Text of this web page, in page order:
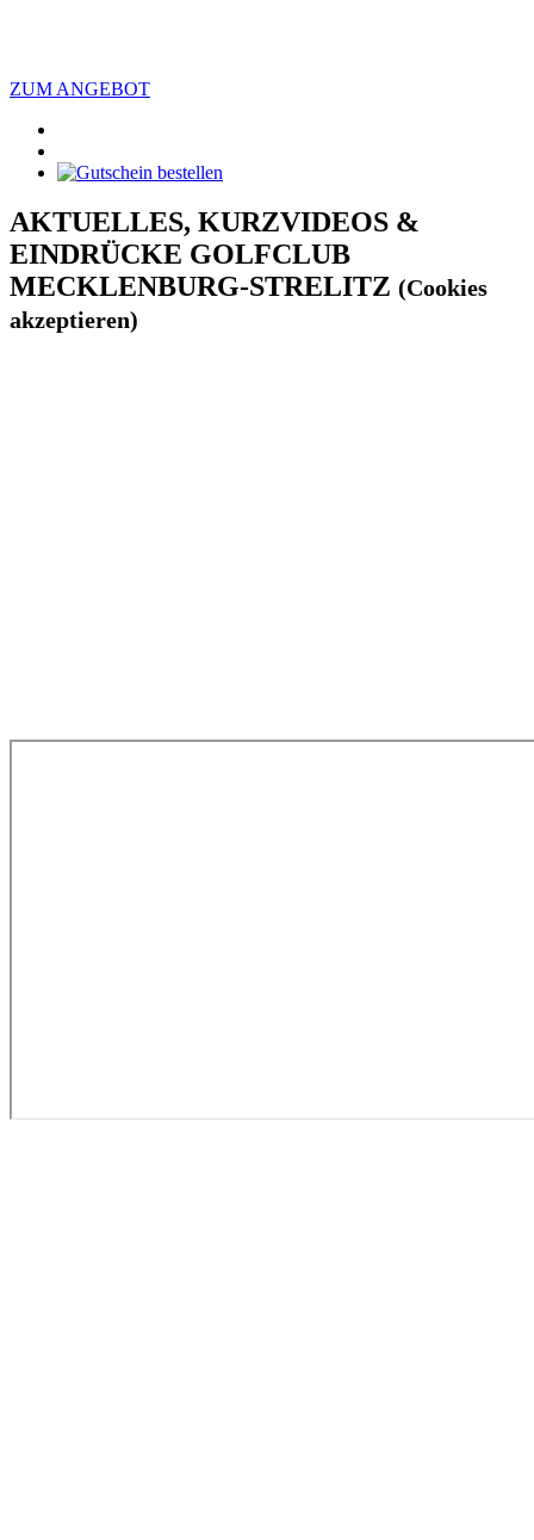
ZUM ANGEBOT
AKTUELLES, KURZVIDEOS &
EINDRÜCKE GOLFCLUB
MECKLENBURG-STRELITZ (Cookies
akzeptieren)